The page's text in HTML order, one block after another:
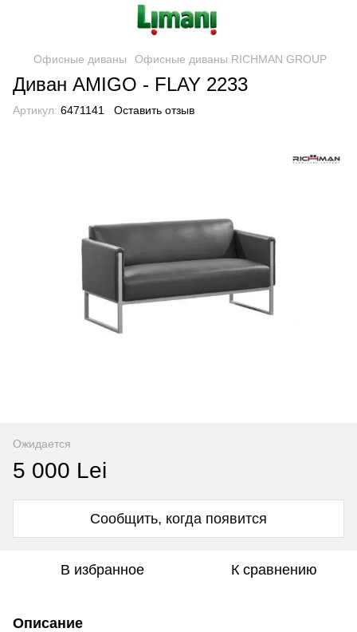
Офисные диваны Офисные диваны RICHMAN GROUP
Диван AMIGO - FLAY 2233
Артикул: 6471141 Оставить отзыв
Ожидается
5 000 Lei
Сообщить, когда появится
В избранное К сравнению
Описание